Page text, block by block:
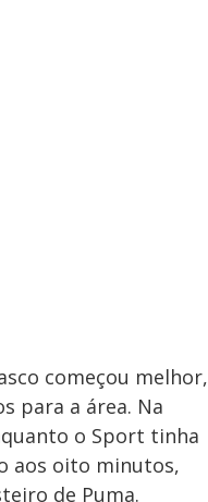
começou melhor,
para a área. Na
o Sport tinha
aos oito minutos,
de Puma.